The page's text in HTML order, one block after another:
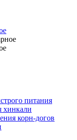
питания
хинкали
корн-догов